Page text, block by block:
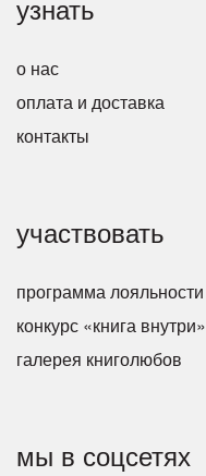
узнать
о нас
оплата и доставка
контакты
участвовать
программа лояльности
конкурс «книга внутри»
галерея книголюбов
мы в соцсетях